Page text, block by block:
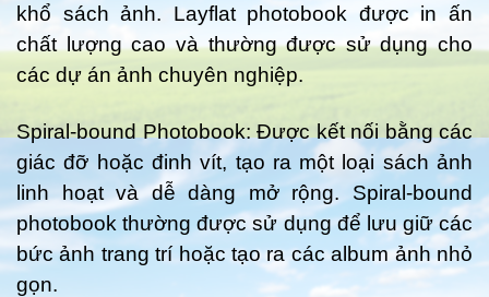
khổ sách ảnh. Layflat photobook được in ấn
chất lượng cao và thường được sử dụng cho
các dự án ảnh chuyên nghiệp.
Spiral-bound Photobook: Được kết nối bằng các
giác đỡ hoặc đinh vít, tạo ra một loại sách ảnh
linh hoạt và dễ dàng mở rộng. Spiral-bound
photobook thường được sử dụng để lưu giữ các
bức ảnh trang trí hoặc tạo ra các album ảnh nhỏ
gọn.